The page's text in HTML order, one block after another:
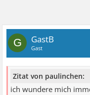
G GastB
Gast
Zitat von paulinchen:
ich wundere mich